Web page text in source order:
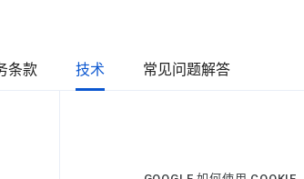
条款 技术 常见问题解答